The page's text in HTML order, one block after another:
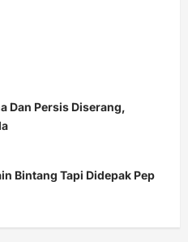
Dan Persis Diserang,
Bintang Tapi Didepak Pep